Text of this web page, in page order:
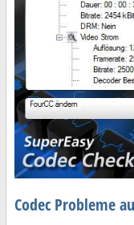
Codec Probleme